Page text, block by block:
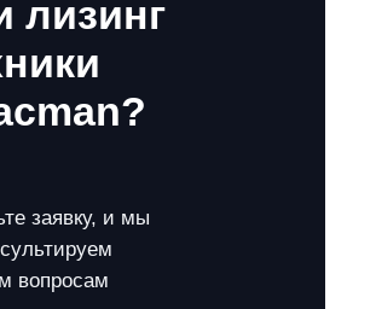
лизинг
заявку, и мы
вопросам